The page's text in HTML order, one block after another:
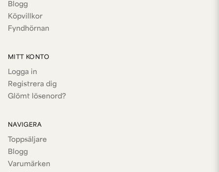
Blogg
Köpvillkor
Fyndhörnan
MITT KONTO
Logga in
Registrera dig
Glömt lösenord?
NAVIGERA
Toppsäljare
Blogg
Varumärken